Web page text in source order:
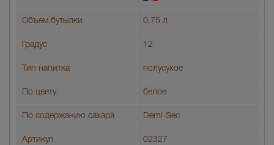
Объем бутылки 0.75 л
Градус 12
Тип напитка полусухое
По цвету белое
По содержанию сахара Demi-Sec
Артикул 02327